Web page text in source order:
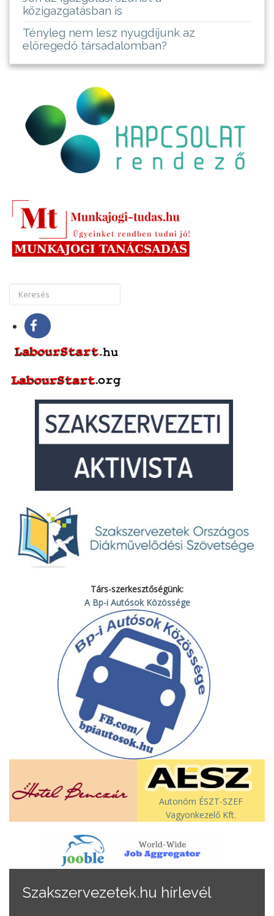
közigazgatásban is
Tényleg nem lesz nyugdíjunk az
elöregedő társadalomban?
Társ-szerkesztőségünk:
A Bp-i Autósok Közössége
Autonóm ÉSZT-SZEF
Vagyonkezelő Kft.
Szakszervezetek.hu hírlevél